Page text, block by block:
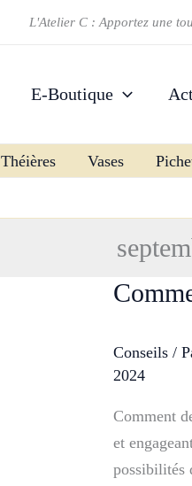
L'Atelier C : Apportez une
E-Boutique
Théières Vases
Conseils /
2024
Comment
et
possibilités